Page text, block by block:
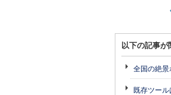
以下の記事が
全国の絶
既存ツー